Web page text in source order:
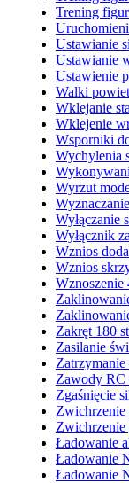
Trening figur
Ustawianie
Ustawianie
Ustawienie
Walki
Wklejanie
Wklejenie
Wsporniki
Wychylenia
Wyrzut
Wyłączanie
Wyłącznik
Wznios
Wznios
Wznoszenie
Zakręt 180
Zasilanie
Zawody RC
Zgaśnięcie
Zwichrzenie
Zwichrzenie
Ładowanie
Ładowanie
Ładowanie